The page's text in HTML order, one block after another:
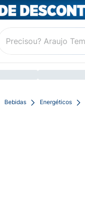
Bebidas Energéticos